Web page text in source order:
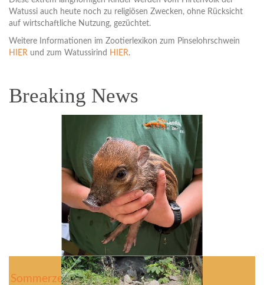
Watussi auch heute noch zu religiösen Zwecken, ohne Rücksicht
auf wirtschaftliche Nutzung, gezüchtet.
Weitere Informationen im Zootierlexikon zum Pinselohrschwein
HIER und zum Watussirind HIER.
Breaking News
Sommerzeit ist Jungtierzeit